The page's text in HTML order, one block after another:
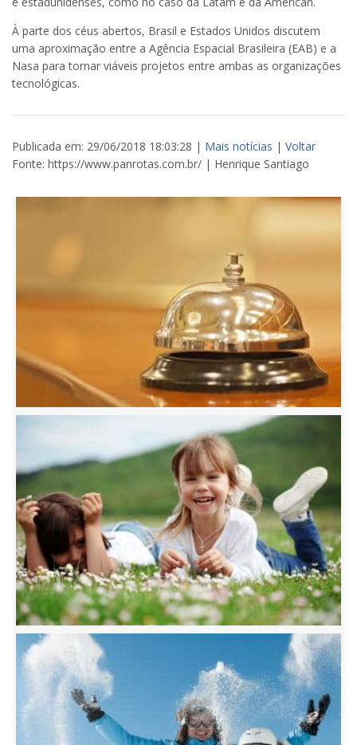
À parte dos céus abertos, Brasil e Estados Unidos discutem
uma aproximação entre a Agência Espacial Brasileira (EAB) e a
Nasa para tornar viáveis projetos entre ambas as organizações
tecnológicas.
Publicada em: 29/06/2018 18:03:28 | Mais notícias | Voltar
Fonte: https://www.panrotas.com.br/ | Henrique Santiago